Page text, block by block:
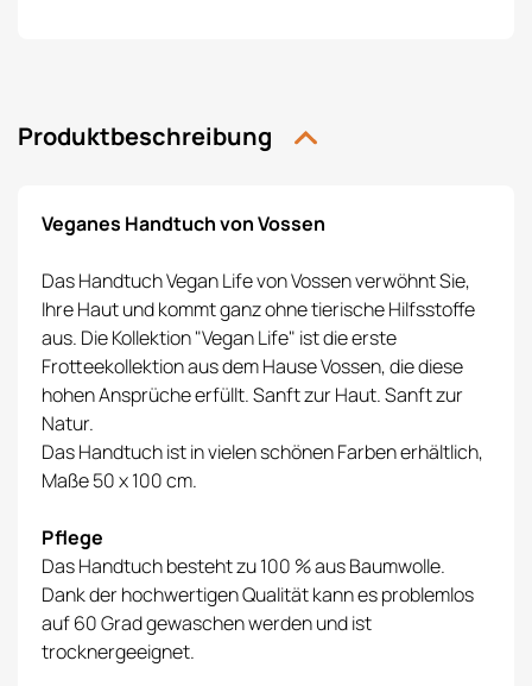
Produktbeschreibung
Veganes Handtuch von Vossen
Das Handtuch Vegan Life von Vossen verwöhnt Sie,
Ihre Haut und kommt ganz ohne tierische Hilfsstoffe
aus. Die Kollektion "Vegan Life" ist die erste
Frotteekollektion aus dem Hause Vossen, die diese
hohen Ansprüche erfüllt. Sanft zur Haut. Sanft zur
Natur.
Das Handtuch ist in vielen schönen Farben erhältlich,
Maße 50 x 100 cm.
Pflege
Das Handtuch besteht zu 100 % aus Baumwolle.
Dank der hochwertigen Qualität kann es problemlos
auf 60 Grad gewaschen werden und ist
trocknergeeignet.